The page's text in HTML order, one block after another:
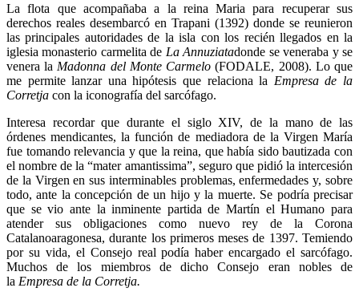
La flota que acompañaba a la reina Maria para recuperar sus
derechos reales desembarcó en Trapani (1392) donde se reunieron
las principales autoridades de la isla con los recién llegados en la
iglesia monasterio carmelita de La Annuziatadonde se veneraba y se
venera la Madonna del Monte Carmelo (FODALE, 2008). Lo que
me permite lanzar una hipótesis que relaciona la Empresa de la
Corretja con la iconografía del sarcófago.
Interesa recordar que durante el siglo XIV, de la mano de las
órdenes mendicantes, la función de mediadora de la Virgen María
fue tomando relevancia y que la reina, que había sido bautizada con
el nombre de la “mater amantissima”, seguro que pidió la intercesión
de la Virgen en sus interminables problemas, enfermedades y, sobre
todo, ante la concepción de un hijo y la muerte. Se podría precisar
que se vio ante la inminente partida de Martín el Humano para
atender sus obligaciones como nuevo rey de la Corona
Catalanoaragonesa, durante los primeros meses de 1397. Temiendo
por su vida, el Consejo real podía haber encargado el sarcófago.
Muchos de los miembros de dicho Consejo eran nobles de
la Empresa de la Corretja.